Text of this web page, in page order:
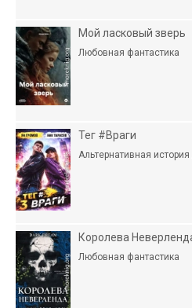
Мой ласковый зверь
Любовная фантастика
Тег #Враги
Альтернативная
Королева
Любовная фантастика